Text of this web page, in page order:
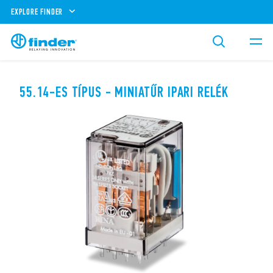
EXPLORE FINDER
55.14-ES TÍPUS - MINIATŰR IPARI RELÉK